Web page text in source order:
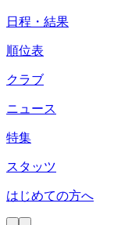
日程・結果
順位表
クラブ
ニュース
特集
スタッツ
はじめての方へ